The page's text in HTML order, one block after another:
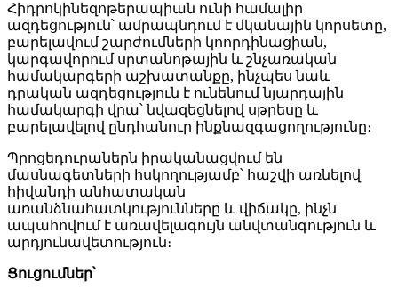
Հիդրոկինեզոթերապիան ունի համալիր
ազդեցություն՝ ամրապնդում է մկանային կորսետը,
բարելավում շարժումների կոորդինացիան,
կարգավորում սրտանոթային և շնչառական
համակարգերի աշխատանքը, ինչպես նաև
դրական ազդեցություն է ունենում նյարդային
համակարգի վրա՝ նվազեցնելով սթրեսը և
բարելավելով ընդհանուր ինքնազգացողությունը։
Պրոցեդուրաներն իրականացվում են
մասնագետների հսկողությամբ՝ հաշվի առնելով
հիվանդի անհատական
առանձնահատկությունները և վիճակը, ինչն
ապահովում է առավելագույն անվտանգություն և
արդյունավետություն։
Ցուցումներ՝